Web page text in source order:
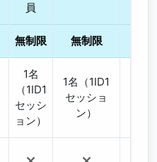
員
無制限 無制限
1名
（1ID1
セッシ
ョン）
1名（1ID1
セッショ
ン）